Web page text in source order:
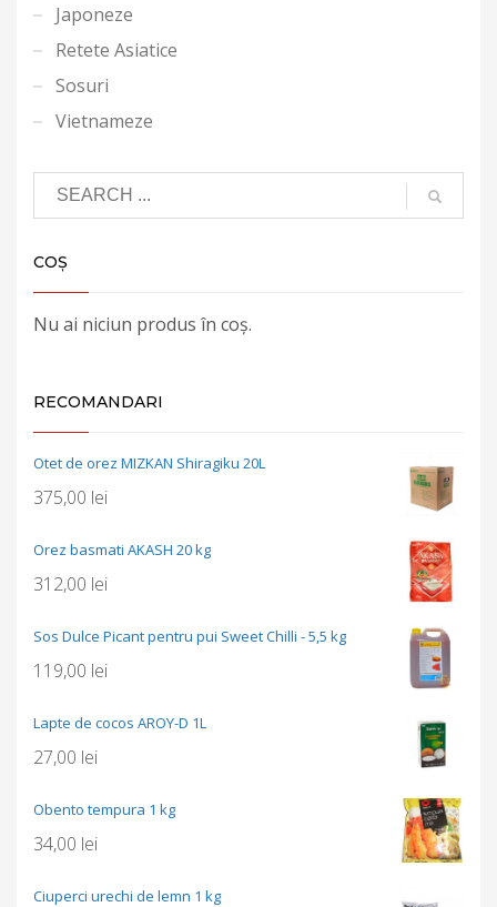
Japoneze
Retete Asiatice
Sosuri
Vietnameze
COȘ
Nu ai niciun produs în coș.
RECOMANDARI
Otet de orez MIZKAN Shiragiku 20L
375,00 lei
Orez basmati AKASH 20 kg
312,00 lei
Sos Dulce Picant pentru pui Sweet Chilli - 5,5 kg
119,00 lei
Lapte de cocos AROY-D 1L
27,00 lei
Obento tempura 1 kg
34,00 lei
Ciuperci urechi de lemn 1 kg